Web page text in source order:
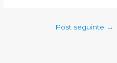
Post seguinte →